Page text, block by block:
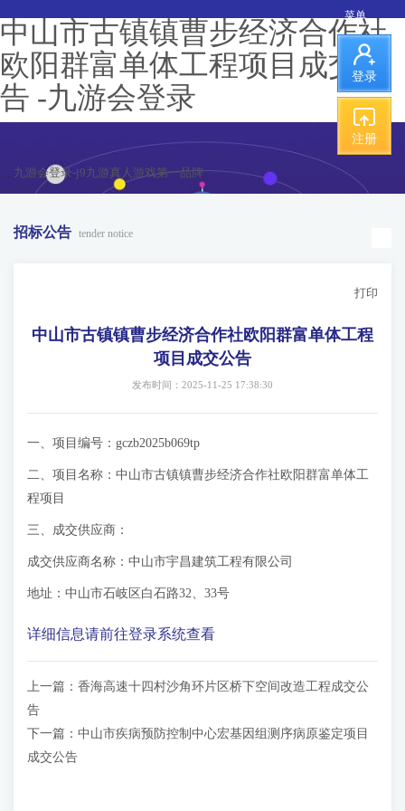
中山市古镇镇曹步经济合作社
欧阳群富单体工程项目成交公
告 -九游会登录
九游会登录-j9九游真人游戏第一品牌
菜单
登录
注册
招标公告 tender notice
打印
中山市古镇镇曹步经济合作社欧阳群富单体工程
项目成交公告
发布时间：2025-11-25 17:38:30
一、项目编号：gczb2025b069tp
二、项目名称：中山市古镇镇曹步经济合作社欧阳群富单体工
程项目
三、成交供应商：
成交供应商名称：中山市宇昌建筑工程有限公司
地址：中山市石岐区白石路32、33号
详细信息请前往登录系统查看
上一篇： 香海高速十四村沙角环片区桥下空间改造工程成交公
告
下一篇： 中山市疾病预防控制中心宏基因组测序病原鉴定项目
成交公告